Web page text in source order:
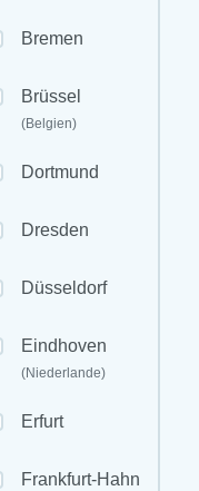
Bremen
Brüssel
(Belgien)
Dortmund
Dresden
Düsseldorf
Eindhoven
(Niederlande)
Erfurt
Frankfurt-Hahn